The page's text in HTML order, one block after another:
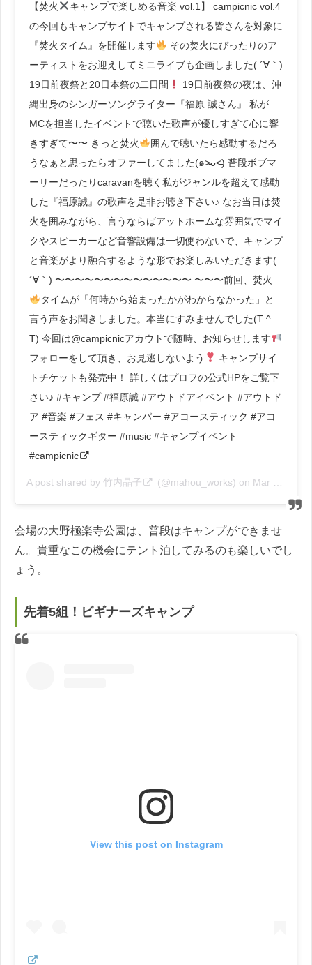
【焚火
キャンプで楽しめる音楽 vol.1】 campicnic vol.4
の今回もキャンプサイトでキャンプされる皆さんを対象に
『焚火タイム』を開催します
その焚火にぴったりのア
ーティストをお迎えしてミニライブも企画しました( ´∀｀)
19日前夜祭と20日本祭の二日間
19日前夜祭の夜は、沖
縄出身のシンガーソングライター『福原 誠さん』 私が
MCを担当したイベントで聴いた歌声が優しすぎて心に響
きすぎて〜〜 きっと焚火
囲んで聴いたら感動するだろ
うなぁと思ったらオファーしてました(๑˃̵ᴗ˂̵) 普段ボブマ
ーリーだったりcaravanを聴く私がジャンルを超えて感動
した『福原誠』の歌声を是非お聴き下さい♪ なお当日は焚
火を囲みながら、言うならばアットホームな雰囲気でマイ
クやスピーカーなど音響設備は一切使わないで、キャンプ
と音楽がより融合するような形でお楽しみいただきます(
´∀｀) 〜〜〜〜〜〜〜〜〜〜〜〜〜〜 〜〜〜前回、焚火
タイムが「何時から始まったかがわからなかった」と
言う声をお聞きしました。本当にすみませんでした(T ^
T) 今回は@campicnicアカウトで随時、お知らせします
フォローをして頂き、お見逃しないよう
キャンプサイ
トチケットも発売中！ 詳しくはプロフの公式HPをご覧下
さい♪ #キャンプ #福原誠 #アウトドアイベント #アウトド
ア #音楽 #フェス #キャンパー #アコースティック #アコ
ースティックギター #music #キャンプイベント
#campicnic
A post shared by 竹内晶子 (@mahou_works) on Mar 15, 2019 at 11:37pm PDT
会場の大野極楽寺公園は、普段はキャンプができませ
ん。貴重なこの機会にテント泊してみるのも楽しいでし
ょう。
先着5組！ビギナーズキャンプ
View this post on Instagram